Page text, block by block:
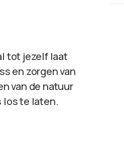
tot jezelf laat
en zorgen van
van de natuur
los te laten.